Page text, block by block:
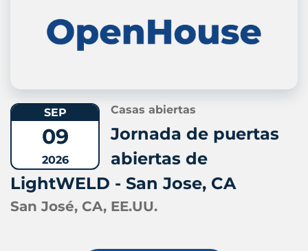
SEP
09
2026
Casas abiertas
Jornada de puertas
abiertas de
LightWELD - San Jose, CA
San José, CA, EE.UU.